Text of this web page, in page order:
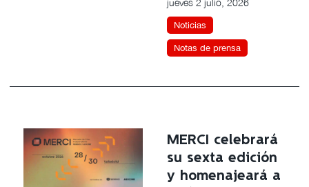
jueves 2 julio, 2026
Noticias
Notas de prensa
MERCI celebrará
su sexta edición
y homenajeará a